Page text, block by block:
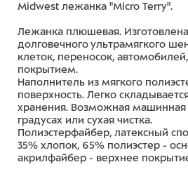
Midwest лежанка "Micro Terry".
Лежанка плюшевая.
долговечного ультрамягкого
клеток, переносок,
покрытием.
Наполнитель из мягкого
поверхность. Легко
хранения. Возможная машинная
градусах или сухая чистка.
Полиэстерфайбер, латексный
35% хлопок, 65% полиэстер -
акрилфайбер - верхнее